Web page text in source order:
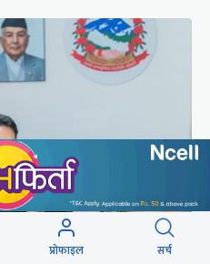
प्रोफाइल सर्च